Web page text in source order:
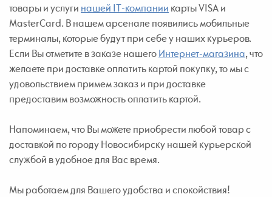
товары и услуги нашей IT-компании карты VISA и
MasterCard. В нашем арсенале появились мобильные
терминалы, которые будут при себе у наших курьеров.
Если Вы отметите в заказе нашегоИнтернет-магазина, что
желаете при доставке оплатить картой покупку, то мы с
удовольствием примем заказ и при доставке
предоставим возможность оплатить картой.
Напоминаем, что Вы можете приобрести любой товар с
доставкой по городу Новосибирску нашей курьерской
службой в удобное для Вас время.
Мы работаем для Вашего удобства и спокойствия!